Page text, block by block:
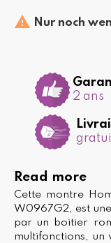
 Nur noch
2 ans
Read more
Cette montre
W0967G2, est
par un boitier
multifonctions, un